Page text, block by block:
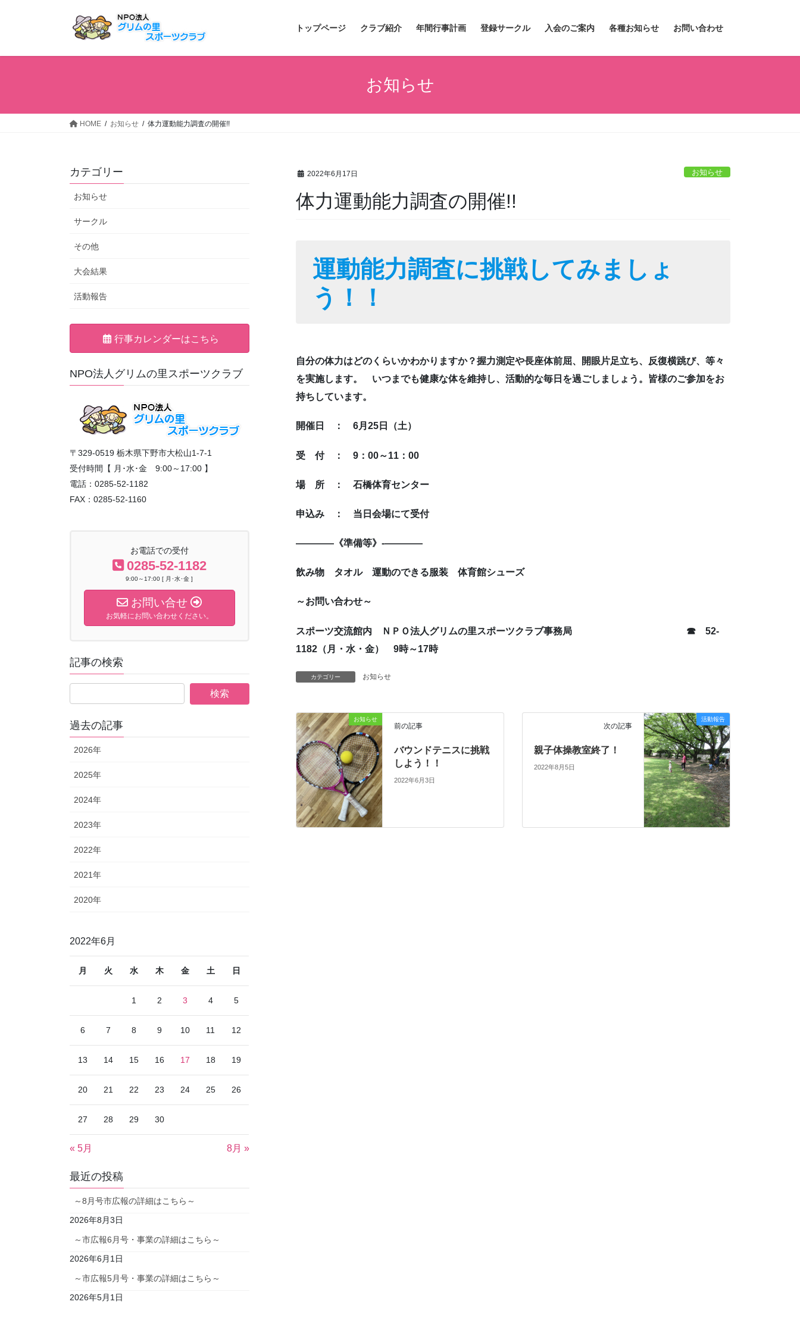
トップページ クラブ紹介 年間行事計画 登録サークル 入会のご案内 各種お知らせ お問い合わせ
お知らせ
HOME お知らせ 体力運動能力調査の開催!!
2022年6月17日 お知らせ
体力運動能力調査の開催!!
運動能力調査に挑戦してみましょ
う！！
自分の体力はどのくらいかわかりますか？握力測定や長座体前屈、開眼片足立ち、反復横跳び、等々
を実施します。 いつまでも健康な体を維持し、活動的な毎日を過ごしましょう。皆様のご参加をお
持ちしています。
開催日 ： 6月25日（土）
受 付 ： 9：00～11：00
場 所 ： 石橋体育センター
申込み ： 当日会場にて受付
――――《準備等》-――――
飲み物 タオル 運動のできる服装 体育館シューズ
～お問い合わせ～
スポーツ交流館内 ＮＰＯ法人グリムの里スポーツクラブ事務局 ☎ 52-
1182（月・水・金） 9時～17時
カテゴリー お知らせ
お知らせ
前の記事
バウンドテニスに挑戦
しよう！！
2022年6月3日
活動報告
次の記事
親子体操教室終了！
2022年8月5日
カテゴリー
お知らせ
サークル
その他
大会結果
活動報告
行事カレンダーはこちら
NPO法人グリムの里スポーツクラブ
〒329-0519 栃木県下野市大松山1-7-1
受付時間【 月･水･金 9:00～17:00 】
電話：0285-52-1182
FAX：0285-52-1160
お電話での受付
0285-52-1182
9:00～17:00 [ 月･水･金 ]
お問い合せ
お気軽にお問い合わせください。
記事の検索
過去の記事
2026年
2025年
2024年
2023年
2022年
2021年
2020年
2022年6月
月 火 水 木 金 土 日
1 2 3 4 5
6 7 8 9 10 11 12
13 14 15 16 17 18 19
20 21 22 23 24 25 26
27 28 29 30
« 5月 8月 »
最近の投稿
～8月号市広報の詳細はこちら～
2026年8月3日
～市広報6月号・事業の詳細はこちら～
2026年6月1日
～市広報5月号・事業の詳細はこちら～
2026年5月1日